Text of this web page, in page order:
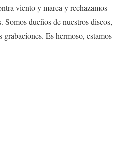
viento y marea y rechazamos
Somos dueños de nuestros discos,
grabaciones. Es hermoso, estamos